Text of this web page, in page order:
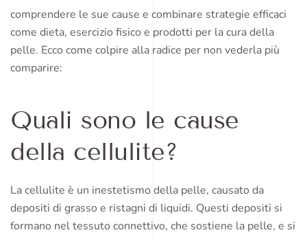
comprendere le sue cause e combinare strategie efficaci
come dieta, esercizio fisico e prodotti per la cura della
pelle. Ecco come colpire alla radice per non vederla più
comparire:
Quali sono le cause
della cellulite?
La cellulite è un inestetismo della pelle, causato da
depositi di grasso e ristagni di liquidi. Questi depositi si
formano nel tessuto connettivo, che sostiene la pelle, e si